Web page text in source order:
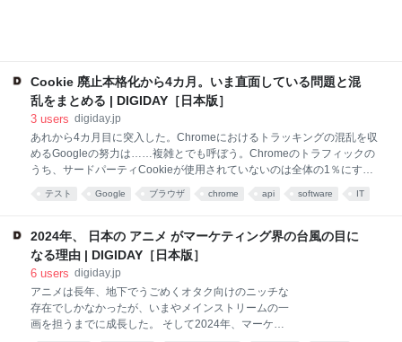
能に似ているが、より拡張性のあるものになってい
る。 米国で禁止される可能性に直面
Cookie 廃止本格化から4カ月。いま直面している問題と混
乱をまとめる | DIGIDAY［日本版］
3 users digiday.jp
あれから4カ月目に突入した。Chromeにおけるトラッキングの混乱を収
めるGoogleの努力は……複雑とでも呼ぼう。Chromeのトラフィックの
うち、サードパーティCookieが使用されていないのは全体の1％にすぎ
ない。 ところがその後、混乱が発生し、試行錯誤、臆測、図書館がいっ
ぱいになるほどの戯言が交わされている。一時停止し、残骸を選別し、
高き1％にズームインしてみよう。 確かに、サードパーティCookieがな
ければ残骸のように見えるかもしれないが、世界中の広告幹部の欲求を
そそるには十分だ。この4年間、臆測ばかりが飛び交っていたのだか
発表を実現するための一歩だ。Googleが開発した技術、つくり上げた理
論──これこそが、正しい方向に進んでいるかどうかのリト
テスト Google ブラウザ chrome api software IT
2024年、 日本の アニメ がマーケティング界の台風の目に
なる理由 | DIGIDAY［日本版］
6 users digiday.jp
アニメは長年、地下でうごめくオタク向けのニッチな
存在でしかなかったが、いまやメインストリームの一
画を担うまでに成長した。 そして2024年、マーケタ